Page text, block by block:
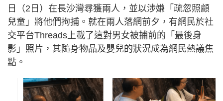
日（2日）在長沙灣尋獲兩人，並以涉嫌「疏忽照顧
兒童」將他們拘捕。就在兩人落網前夕，有網民於社
交平台Threads上載了這對男女被捕前的「最後身
影」照片，其隨身物品及嬰兒的狀況成為網民熱議焦
點。